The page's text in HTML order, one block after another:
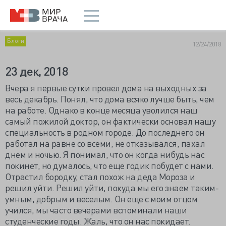
Блоги 12/24/2018
23 дек, 2018
Вчера я первые сутки провел дома на выходных за
весь декабрь. Понял, что дома всяко лучше быть, чем
на работе. Однако в конце месяца уволился наш
самый пожилой доктор, он фактически основал нашу
специальность в родном городе. До последнего он
работал на равне со всеми, не отказывался, пахал
днем и ночью. Я понимал, что он когда нибудь нас
покинет, но думалось, что еще годик побудет с нами.
Отрастил бородку, стал похож на деда Мороза и
решил уйти. Решил уйти, покуда мы его знаем таким-
умным, добрым и веселым. Он еще с моим отцом
учился, мы часто вечерами вспоминали наши
студенческие годы. Жаль, что он нас покидает.